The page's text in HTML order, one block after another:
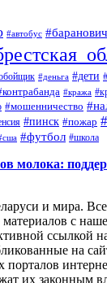
#автобус
#деньга #дети
#кража
#мошенничество
#пинск #пожар
#футбол #школа
молока:
и мира.
с
ссылкой
на
порталов
их законным